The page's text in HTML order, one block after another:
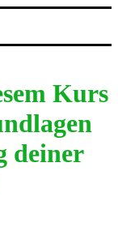
Kurs
deiner